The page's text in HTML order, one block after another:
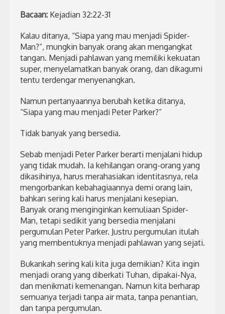
Bacaan: Kejadian 32:22-31
Kalau ditanya, “Siapa yang mau menjadi Spider-
Man?”, mungkin banyak orang akan mengangkat
tangan. Menjadi pahlawan yang memiliki kekuatan
super, menyelamatkan banyak orang, dan dikagumi
tentu terdengar menyenangkan.
Namun pertanyaannya berubah ketika ditanya,
“Siapa yang mau menjadi Peter Parker?”
Tidak banyak yang bersedia.
Sebab menjadi Peter Parker berarti menjalani hidup
yang tidak mudah. Ia kehilangan orang-orang yang
dikasihinya, harus merahasiakan identitasnya, rela
mengorbankan kebahagiaannya demi orang lain,
bahkan sering kali harus menjalani kesepian.
Banyak orang menginginkan kemuliaan Spider-
Man, tetapi sedikit yang bersedia menjalani
pergumulan Peter Parker. Justru pergumulan itulah
yang membentuknya menjadi pahlawan yang sejati.
Bukankah sering kali kita juga demikian? Kita ingin
menjadi orang yang diberkati Tuhan, dipakai-Nya,
dan menikmati kemenangan. Namun kita berharap
semuanya terjadi tanpa air mata, tanpa penantian,
dan tanpa pergumulan.